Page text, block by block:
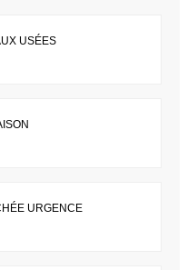
USÉES
URGENCE